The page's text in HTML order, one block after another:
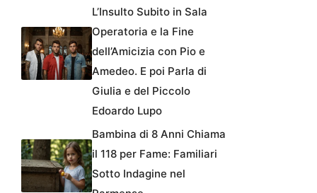
L’Insulto Subito in Sala
Operatoria e la Fine
dell’Amicizia con Pio e
Amedeo. E poi Parla di
Giulia e del Piccolo
Edoardo Lupo
Bambina di 8 Anni Chiama
il 118 per Fame: Familiari
Sotto Indagine nel